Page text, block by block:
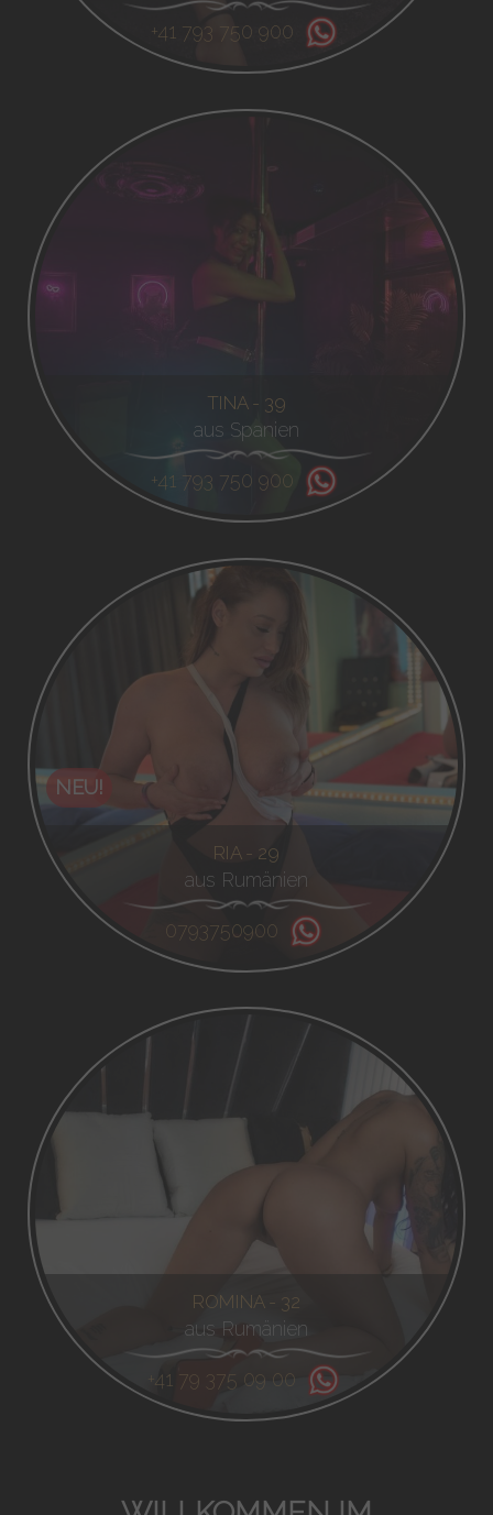
+41 793 750 900
TINA - 39
aus Spanien
+41 793 750 900
NEU!
RIA - 29
aus Rumänien
0793750900
ROMINA - 32
aus Rumänien
+41 79 375 09 00